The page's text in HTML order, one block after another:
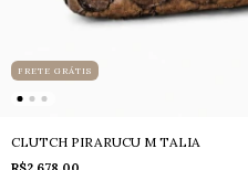
FRETE GRÁTIS
CLUTCH PIRARUCU M TALIA